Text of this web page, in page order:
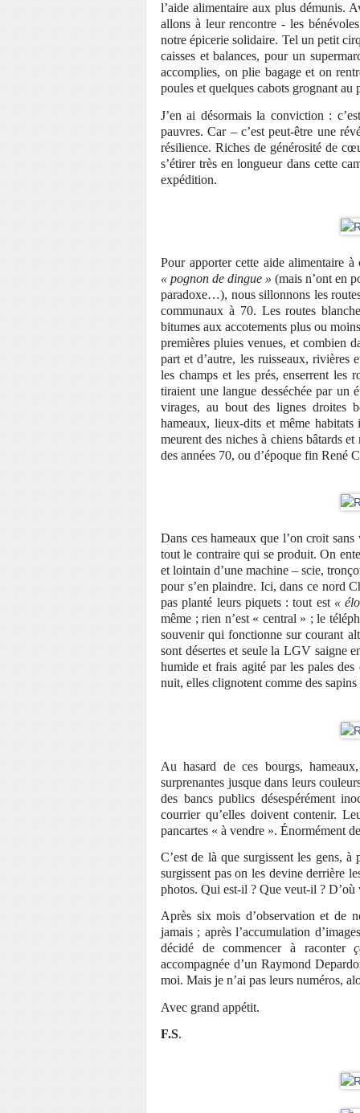
l’aide alimentaire aux plus démunis.
allons à leur rencontre - les
notre épicerie solidaire. Tel un petit
caisses et balances, pour un
accomplies, on plie bagage et on
poules et quelques cabots grognant au
J’en ai désormais la conviction :
pauvres. Car – c’est peut-être une
résilience. Riches de générosité de
s’étirer très en longueur dans cette
expédition.
Pour apporter cette aide alimentaire
« pognon de dingue » (mais n’ont en
paradoxe…), nous sillonnons les
communaux à 70. Les routes
bitumes aux accotements plus ou
premières pluies venues, et combien
part et d’autre, les ruisseaux, rivières
les champs et les prés, enserrent les
tiraient une langue desséchée par
virages, au bout des lignes droites
hameaux, lieux-dits et même
meurent des niches à chiens bâtards
des années 70, ou d’époque fin René
Dans ces hameaux que l’on croit
tout le contraire qui se produit. On
et lointain d’une machine – scie,
pour s’en plaindre. Ici, dans ce nord
pas planté leurs piquets : tout est «
même ; rien n’est « central » ; le
souvenir qui fonctionne sur courant
sont désertes et seule la LGV saigne
humide et frais agité par les pales
nuit, elles clignotent comme des
Au hasard de ces bourgs,
surprenantes jusque dans leurs
des bancs publics désespérément
courrier qu’elles doivent contenir.
pancartes « à vendre ». Énormément
C’est de là que surgissent les gens,
surgissent pas on les devine derrière
photos. Qui est-il ? Que veut-il ?
Après six mois d’observation et de
jamais ; après l’accumulation
décidé de commencer à raconter
accompagnée d’un Raymond
moi. Mais je n’ai pas leurs numéros,
Avec grand appétit.
F.S.